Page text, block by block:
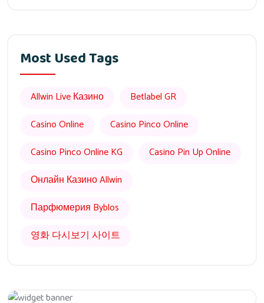
Most Used Tags
Allwin Live Казино
Betlabel GR
Casino Online
Casino Pinco Online
Casino Pinco Online KG
Casino Pin Up Online
Онлайн Казино Allwin
Парфюмерия Byblos
영화 다시보기 사이트